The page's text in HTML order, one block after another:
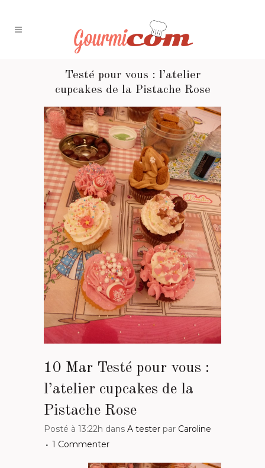
Testé pour vous : l’atelier
cupcakes de la Pistache Rose
10 Mar Testé pour vous :
l’atelier cupcakes de la
Pistache Rose
Posté à 13:22h dans A tester par Caroline
1 Commenter